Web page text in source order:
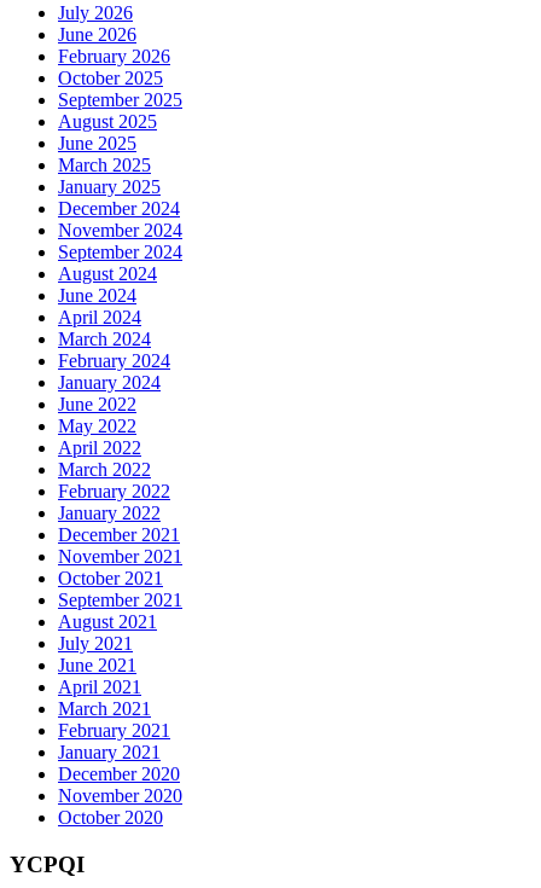
July 2026
June 2026
February 2026
October 2025
September 2025
August 2025
June 2025
March 2025
January 2025
December 2024
November 2024
September 2024
August 2024
June 2024
April 2024
March 2024
February 2024
January 2024
June 2022
May 2022
April 2022
March 2022
February 2022
January 2022
December 2021
November 2021
October 2021
September 2021
August 2021
July 2021
June 2021
April 2021
March 2021
February 2021
January 2021
December 2020
November 2020
October 2020
YCPQI